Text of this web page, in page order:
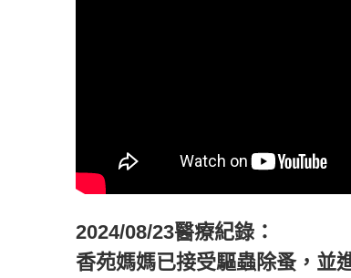
2024/08/23醫療紀錄：
香苑媽媽已接受驅蟲除蚤，並